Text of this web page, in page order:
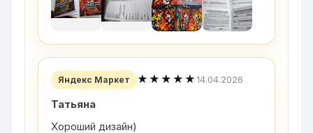
Яндекс Маркет ★★★★★14.04.2026
Татьяна
Хороший дизайн)